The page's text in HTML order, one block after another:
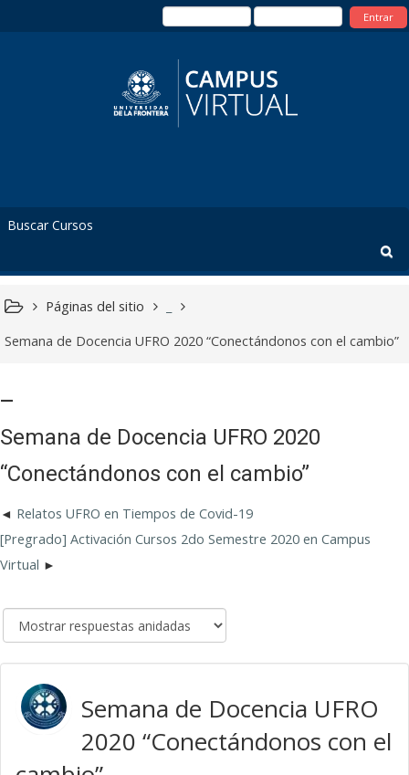
Entrar
Páginas del sitio
Semana de Docencia UFRO 2020 “Conectándonos con el cambio”
Semana de Docencia UFRO 2020
“Conectándonos con el cambio”
Relatos UFRO en Tiempos de Covid-19
[Pregrado] Activación Cursos 2do Semestre 2020 en Campus
Virtual
Semana de Docencia UFRO
2020 “Conectándonos con el